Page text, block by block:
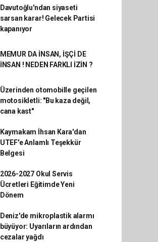
Davutoğlu'ndan siyaseti
sarsan karar! Gelecek Partisi
kapanıyor
MEMUR DA İNSAN, İŞÇİ DE
İNSAN ! NEDEN FARKLI İZİN ?
Üzerinden otomobille geçilen
motosikletli: "Bu kaza değil,
cana kast"
Kaymakam İhsan Kara'dan
UTEF'e Anlamlı Teşekkür
Belgesi
2026-2027 Okul Servis
Ücretleri Eğitimde Yeni
Dönem
Deniz'de mikroplastik alarmı
büyüyor: Uyarıların ardından
cezalar yağdı